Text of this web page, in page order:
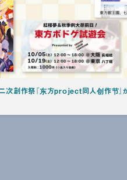
次創作祭『东方project同人创作节』が